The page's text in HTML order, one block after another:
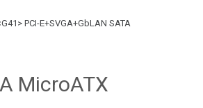
PCI-E+SVGA+GbLAN SATA
MicroATX